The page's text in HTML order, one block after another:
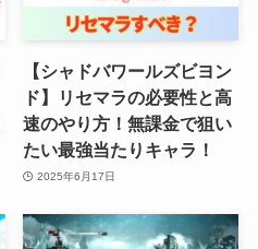
【シャドバワールズビヨン
ド】リセマラの必要性と高
速のやり方！無課金で狙い
たい最強当たりキャラ！
2025年6月17日